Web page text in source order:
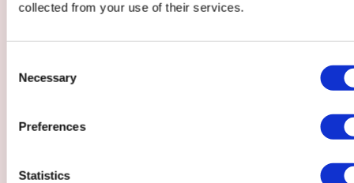
collected from your use of their services.
Selection
Necessary
Preferences
Statistics